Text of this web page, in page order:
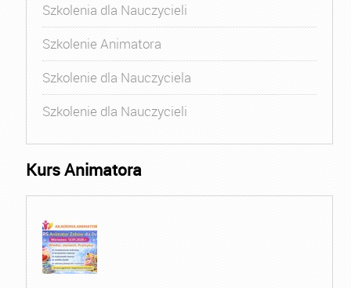
Szkolenia dla Nauczycieli
Szkolenie Animatora
Szkolenie dla Nauczyciela
Szkolenie dla Nauczycieli
Kurs Animatora